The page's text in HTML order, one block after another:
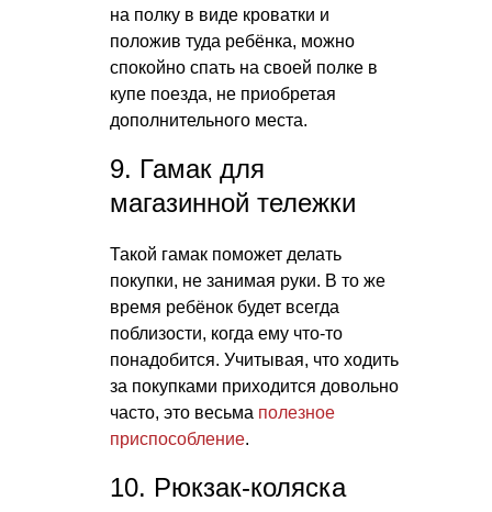
на полку в виде кроватки и
положив туда ребёнка, можно
спокойно спать на своей полке в
купе поезда, не приобретая
дополнительного места.
9. Гамак для
магазинной тележки
Такой гамак поможет делать
покупки, не занимая руки. В то же
время ребёнок будет всегда
поблизости, когда ему что-то
понадобится. Учитывая, что ходить
за покупками приходится довольно
часто, это весьма полезное
приспособление.
10. Рюкзак-коляска